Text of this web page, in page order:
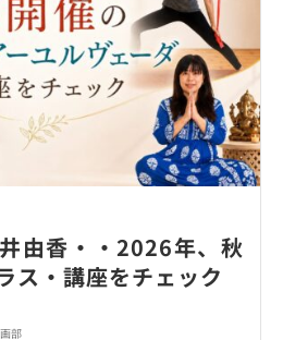
由香・・2026年、秋
ス・講座をチェック
部